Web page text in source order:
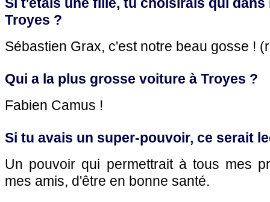
Troyes ?
Sébastien Grax, c'est notre beau gosse !
Qui a la plus grosse voiture à Troyes ?
Fabien Camus !
Si tu avais un super-pouvoir, ce serait
Un pouvoir qui permettrait à tous mes
mes amis, d'être en bonne santé.